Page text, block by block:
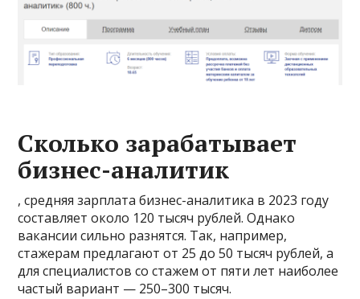
Сколько зарабатывает
бизнес-аналитик
, средняя зарплата бизнес-аналитика в 2023 году
составляет около 120 тысяч рублей. Однако
вакансии сильно разнятся. Так, например,
стажерам предлагают от 25 до 50 тысяч рублей, а
для специалистов со стажем от пяти лет наиболее
частый вариант — 250–300 тысяч.